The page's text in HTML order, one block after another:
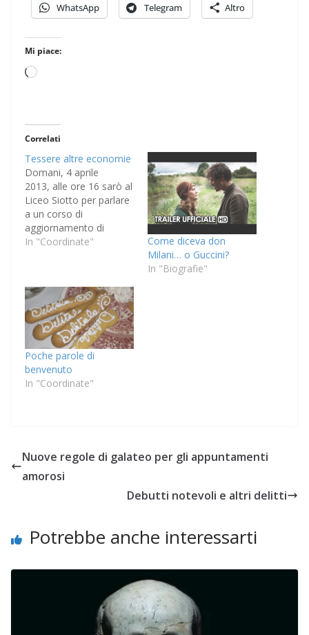
WhatsApp Telegram Altro
Mi piace:
Caricamento
Correlati
Tessere altre economie
Domani, 4 aprile
2013, alle ore 16 sarò al
Liceo Siotto per parlare
a un corso di
aggiornamento di
insegnanti, come se
verità il titolo l'ho
suggerito io, ehm) è:
Tessere altre economie.
Un po' il titolo è…
In "Coordinate"
Come diceva don
Milani… o Guccini?
In "Biografie"
Poche parole di
benvenuto
In "Coordinate"
Nuove regole di galateo per gli appuntamenti
amorosi
Debutti notevoli e altri delitti
Potrebbe anche interessarti